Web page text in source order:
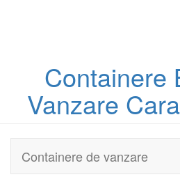
Containere
Vanzare
Containere de vanzare